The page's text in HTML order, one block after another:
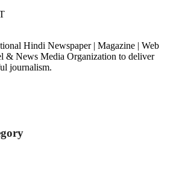
Hindi Newspaper | Magazine | Web
& News Media Organization to deliver
journalism.